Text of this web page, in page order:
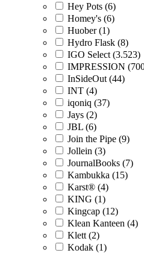
Hey Pots (6)
Homey's (6)
Huober (1)
Hydro Flask (8)
IGO Select (3.523)
IMPRESSION
InSideOut (44)
INT (4)
iqoniq (37)
Jays (2)
JBL (6)
Join the Pipe (9)
Jollein (3)
JournalBooks (7)
Kambukka (15)
Karst® (4)
KING (1)
Kingcap (12)
Klean Kanteen (4)
Klett (2)
Kodak (1)